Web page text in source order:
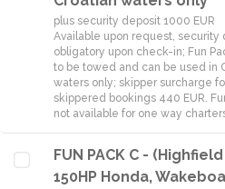
plus security deposit 1000 EUR
Available upon request, security
obligatory upon check-in; Fun
to be towed and can be used in
waters only; skipper surcharge
skippered bookings 440 EUR.
not available for one way
FUN PACK C - (Highfield
150HP Honda,